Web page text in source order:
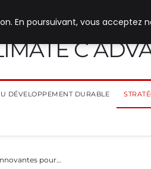
C
DÉVELOPPEMENT DURABLE
pour…
En poursuivant, vous acceptez